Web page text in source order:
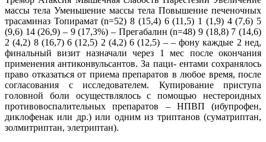
массы тела Уменьшение массы тела Повышение печеночных
трасаминаз Топирамат (n=52) 8 (15,4) 6 (11,5) 1 (1,9) 4 (7,6) 5
(9,6) 14 (26,9) – 9 (17,3%) – Прегабалин (n=48) 9 (18,8) 7 (14,6)
2 (4,2) 8 (16,7) 6 (12,5) 2 (4,2) 6 (12,5) – – фону каждые 2 нед,
финальный визит назначали через 1 мес после окончания
применения антиконвульсантов. За паци- ентами сохранялось
право отказаться от приема препаратов в любое время, после
согласования с исследователем. Купирование приступа
головной боли осуществлялось с помощью нестероидных
противовоспалительных препаратов – НПВП (ибупрофен,
диклофенак или др.) или одним из триптанов (суматриптан,
золмитриптан, элетриптан).